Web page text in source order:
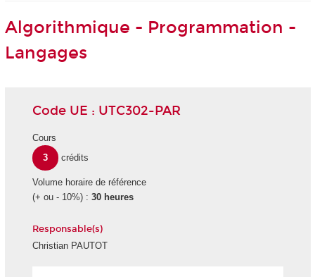
Algorithmique - Programmation -
Langages
Code UE : UTC302-PAR
Cours
3
crédits
Volume horaire de référence
(+ ou - 10%) : 30 heures
Responsable(s)
Christian PAUTOT